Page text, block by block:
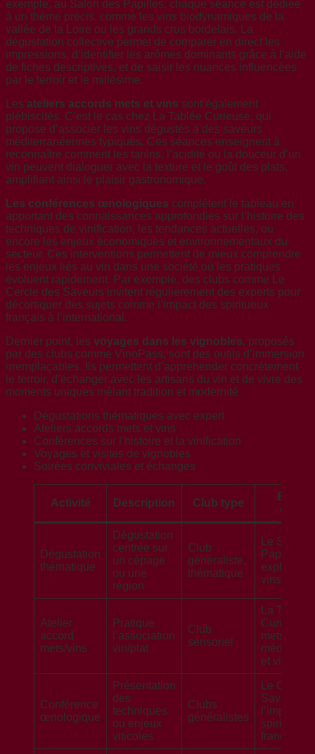
exemple, au Salon des Papilles, chaque séance est dédiée
à un thème précis, comme les vins biodynamiques de la
vallée de la Loire ou les grands crus bordelais. La
dégustation collective permet de comparer en direct les
impressions, d’identifier les arômes dominants grâce à l’aide
de fiches descriptives, et de saisir les nuances influencées
par le terroir et le millésime.
Les ateliers accords mets et vins sont également
plébiscités. C’est le cas chez La Tablée Curieuse, qui
propose d’associer les vins dégustés à des saveurs
méditerranéennes typiques. Ces séances enseignent à
reconnaître comment les tanins, l’acidité ou la douceur d’un
vin peuvent dialoguer avec la texture et le goût des plats,
amplifiant ainsi le plaisir gastronomique.
Les conférences œnologiques complètent le tableau en
apportant des connaissances approfondies sur l’histoire des
techniques de vinification, les tendances actuelles, ou
encore les enjeux économiques et environnementaux du
secteur. Ces interventions permettent de mieux comprendre
les enjeux liés au vin dans une société où les pratiques
évoluent rapidement. Par exemple, des clubs comme Le
Cercle des Saveurs invitent régulièrement des experts pour
décortiquer des sujets comme l’impact des spiritueux
français à l’international.
Dernier point, les voyages dans les vignobles, proposés
par des clubs comme VinoPass, sont des outils d’immersion
irremplaçables. Ils permettent d’appréhender concrètement
le terroir, d’échanger avec les artisans du vin et de vivre des
moments uniques mêlant tradition et modernité.
Dégustations thématiques avec expert
Ateliers accords mets et vins
Conférences sur l’histoire et la vinification
Voyages et visites de vignobles
Soirées conviviales et échanges
Activité Description Club type
Dégustation
thématique
Dégustation
centrée sur
un cépage
ou une
région
Club
généraliste,
thématique
Le Salon
Papilles –
vins du
Atelier
accord
mets/vins
Pratique
l’association
vin/plat
Club
sensoriel
La Tablée
Curieuse –
mets
et vins
Conférence
œnologique
Présentation
des
techniques
ou enjeux
viticoles
Clubs
généralistes
Le Cercle
Saveurs –
l’impact
spiritueux
français